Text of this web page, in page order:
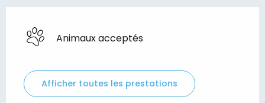
Animaux acceptés
Afficher toutes les prestations